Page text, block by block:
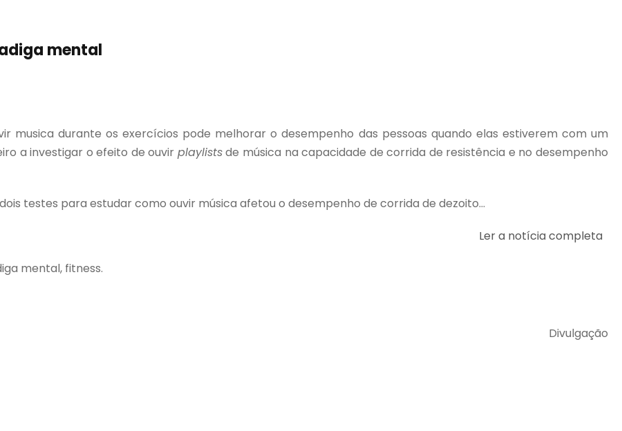
mental
musica durante os exercícios pode melhorar o desempenho das pessoas quando elas estiverem com um
a investigar o efeito de ouvir playlistsde música na capacidade de corrida de resistência e no desempenho
testes para estudar como ouvir música afetou o desempenho de corrida de dezoito...
Ler a notícia completa
mental, fitness.
Divulgação